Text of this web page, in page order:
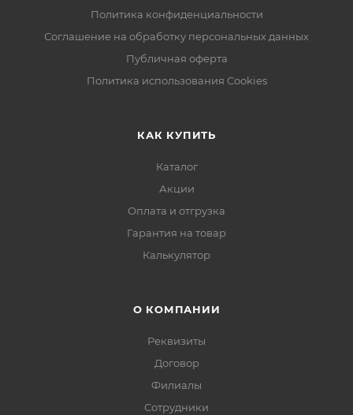
Политика конфиденциальности
Соглашение на обработку персональных данных
Публичная оферта
Политика использования Cookies
КАК КУПИТЬ
Каталог
Акции
Оплата и отгрузка
Гарантия на товар
Калькулятор
О КОМПАНИИ
Реквизиты
Договор
Филиалы
Сотрудники